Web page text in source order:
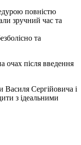
повністю
зручний час та
та
очах після введення
Сергійовича і
з ідеальними